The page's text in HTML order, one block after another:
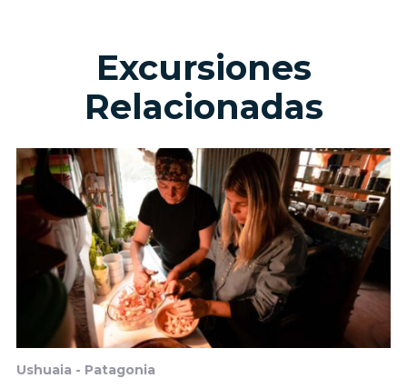
Excursiones
Relacionadas
Ushuaia - Patagonia